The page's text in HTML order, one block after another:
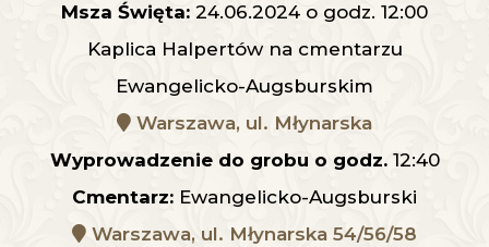
Msza Święta: 24.06.2024 o godz. 12:00
Kaplica Halpertów na cmentarzu
Ewangelicko-Augsburskim
Warszawa, ul. Młynarska
Wyprowadzenie do grobu o godz.12:40
Cmentarz: Ewangelicko-Augsburski
Warszawa, ul. Młynarska 54/56/58